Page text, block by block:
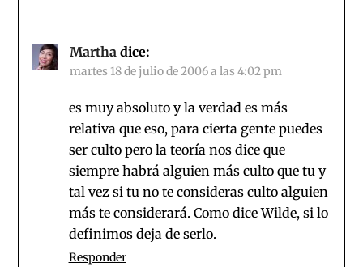
Martha dice:
martes 18 de julio de 2006 a las 4:02 pm
es muy absoluto y la verdad es más
relativa que eso, para cierta gente puedes
ser culto pero la teoría nos dice que
siempre habrá alguien más culto que tu y
tal vez si tu no te consideras culto alguien
más te considerará. Como dice Wilde, si lo
definimos deja de serlo.
Responder